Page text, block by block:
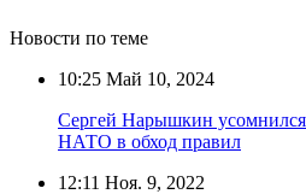
Новости по теме
10:25 Май 10, 2024
Сергей Нарышкин
НАТО в обход правил
12:11 Ноя. 9, 2022